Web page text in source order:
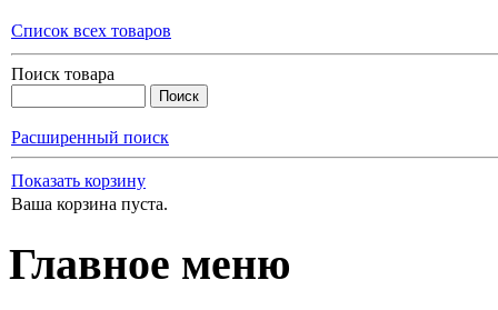
Список всех товаров
Поиск товара
Расширенный поиск
Показать корзину
Ваша корзина пуста.
Главное меню